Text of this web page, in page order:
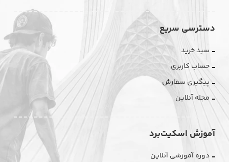
دسترسی سریع
سبد خرید
حساب کاربری
پیگیری سفارش
مجله آنلاین
آموزش اسکیت‌برد
دوره آموزشی آنلاین